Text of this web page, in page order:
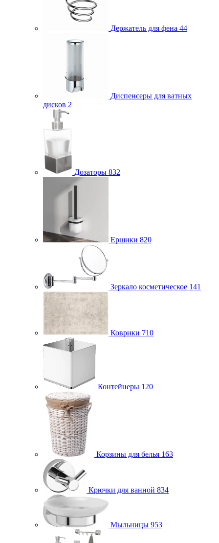
Держатель для фена 44
Диспенсеры для ватных
дисков 2
Дозаторы 832
Ершики 820
Зеркало косметическое 141
Коврики 710
Контейнеры 120
Корзины для белья 163
Крючки для ванной 834
Мыльницы 953